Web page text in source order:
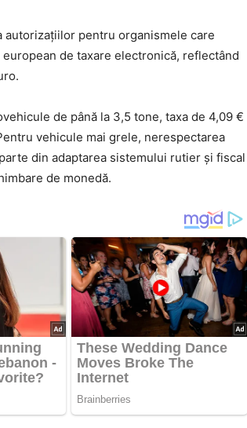
pentru organismele care
de taxare electronică, reflectând
de până la 3,5 tone, taxa de 4,09 €
vehicule mai grele, nerespectarea
din adaptarea sistemului rutier și fiscal
de monedă.